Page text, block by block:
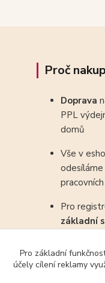
Proč
Doprava
PPL
domů
Vše v
Pro
základní
Pro základní
účely cílení reklamy